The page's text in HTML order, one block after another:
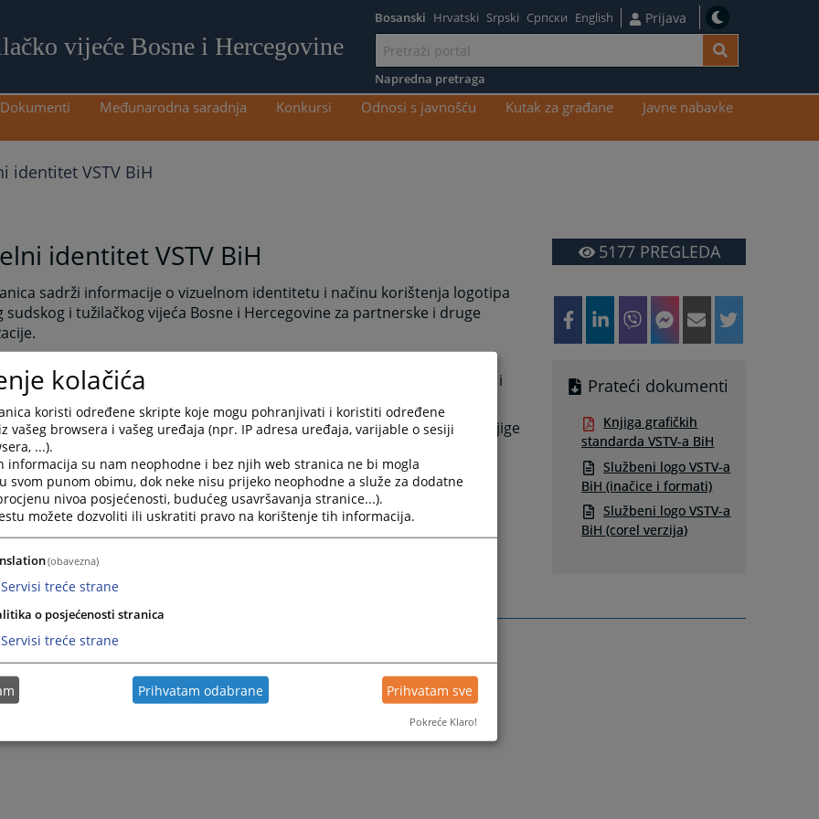
vijeće Bosne i Hercegovine
sadržaj
Bosanski Hrvatski Srpski Српски English Prijava
Napredna pretraga
Dokumenti Međunarodna saradnja Konkursi Odnosi s javnošću Kutak za građane
Javne nabavke
identitet VSTV BiH
identitet VSTV BiH
sadrži informacije o vizuelnom identitetu i načinu korištenja logotipa
sudskog i tužilačkog vijeća Bosne i Hercegovine za partnerske i druge
osigurava mogućnost primjene vizuelnog identiteta na kvalitetan i
način.
da su vam potrebne dodatne informacije za korištenje smjernica iz Knjige
standarda, molimo da kontaktirate:
i tužilačko vijeće Bosne i Hercegovine
+387 (0)33 704 604
pošta:vstvpress@pravosudje.ba ilivstvbih@pravosudje.ba
osoba: Edisa Šikalo, službenik za informiranje
5177PREGLEDA
Prateći dokumenti
Knjiga grafičkih
standarda VSTV-a BiH
Službeni logo VSTV-a
BiH (inačice i formati)
Službeni logo VSTV-a
BiH (corel verzija)
kolačića
koristi određene skripte koje mogu pohranjivati i koristiti određene
vašeg browsera i vašeg uređaja (npr. IP adresa uređaja, varijable o sesiji
...).
informacija su nam neophodne i bez njih web stranica ne bi mogla
svom punom obimu, dok neke nisu prijeko neophodne a služe za dodatne
nivoa posjećenosti, budućeg usavršavanja stranice...).
možete dozvoliti ili uskratiti pravo na korištenje tih informacija.
(obavezna)
Servisi treće strane
o posjećenosti stranica
Servisi treće strane
Prihvatam odabrane Prihvatam sve
Pokreće Klaro!